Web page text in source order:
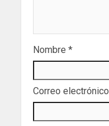
Nombre *
Correo electrónico